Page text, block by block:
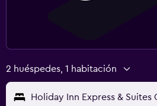
2 huéspedes, 1 habitación